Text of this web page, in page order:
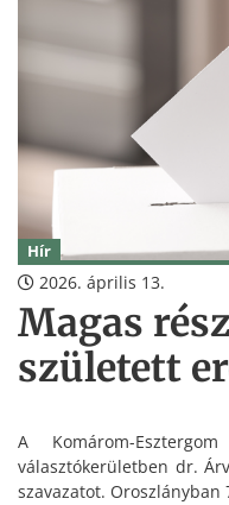
Hír
2026. április 13.
Magas
született
A Komárom-
választókerületben dr.
szavazatot. Oroszlányban